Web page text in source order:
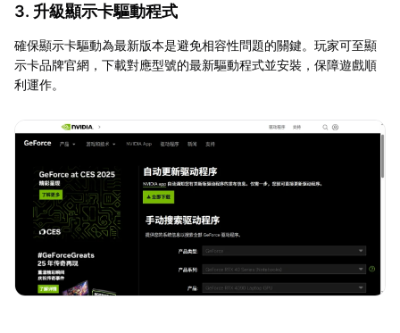
3. 升級顯示卡驅動程式
確保顯示卡驅動為最新版本是避免相容性問題的關鍵。玩家可至顯
示卡品牌官網，下載對應型號的最新驅動程式並安裝，保障遊戲順
利運作。